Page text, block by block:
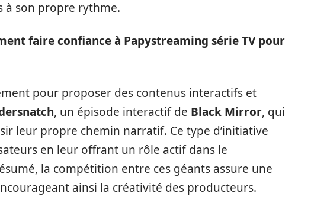
à son propre rythme.
faire confiance à Papystreaming série TV pour
pour proposer des contenus interactifs et
, un épisode interactif de Black Mirror, qui
leur propre chemin narratif. Ce type d’initiative
en leur offrant un rôle actif dans le
la compétition entre ces géants assure une
ainsi la créativité des producteurs.